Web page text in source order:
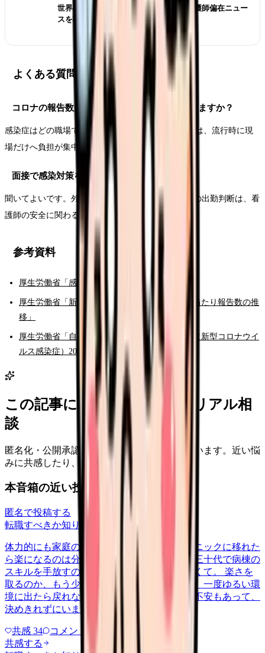
世界は病院から地域・在宅へ？ICNの看護師偏在ニュー
スを職場選びで読む
よくある質問
コロナの報告数が増えたら転職先選びに影響しますか？
感染症はどの職場でも起こり得ます。見るべきなのは、流行時に現
場だけへ負担が集中しない体制があるかです。
面接で感染対策を聞いてよいですか？
聞いてよいです。外来動線、PPE、職員体調不良時の出勤判断は、看
護師の安全に関わる重要な労働条件です。
参考資料
厚生労働省「感染症情報」
厚生労働省「新型コロナウイルス感染症の定点当たり報告数の推
移」
厚生労働省「自治体・医療機関向けの情報一覧（新型コロナウイ
ルス感染症）2026年」
この記事に近い看護師さんのリアル相
談
匿名化・公開承認済みの本音だけを表示しています。近い悩
みに共感したり、自分の状況を投稿できます。
本音箱の近い投稿
匿名で投稿する
転職すべきか知りたい
体力的にも家庭の都合でも、日勤中心のクリニックに移れた
ら楽になるのは分かっています。ただ、まだ三十代で病棟の
スキルを手放すのが惜しい気持ちも、消えなくて。 楽さを
取るのか、もう少し急性期で力をつけるのか。一度ゆるい環
境に出たら戻れなくなるんじゃないかという不安もあって、
決めきれずにいます。考えの整…
共感 34 コメント
共感する